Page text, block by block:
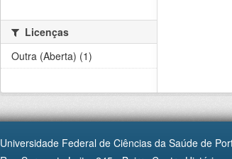
Licenças
Outra (Aberta) (1)
Universidade Federal de Ciências da Saúde de